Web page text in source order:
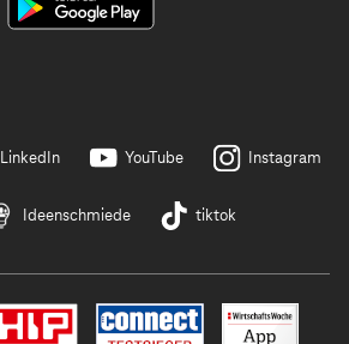
LinkedIn YouTube Instagram
Ideenschmiede tiktok